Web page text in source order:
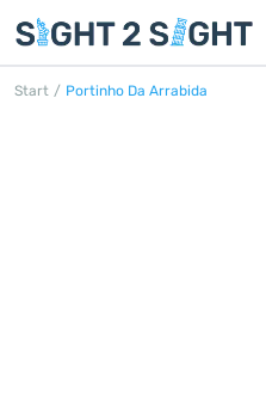
Start / Portinho Da Arrabida